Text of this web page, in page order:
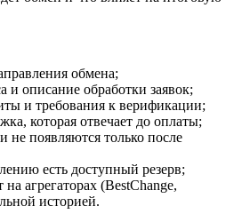
обмена;
и описание обработки заявок;
и требования к верификации;
которая отвечает до оплаты;
не появляются только после
есть доступный резерв;
на агрегаторах (BestChange,
историей.